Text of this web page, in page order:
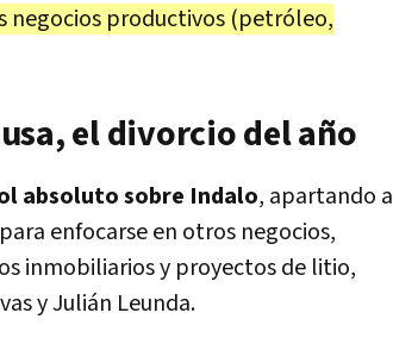
negocios productivos (petróleo,
el divorcio del año
absoluto sobre Indalo, apartando a
enfocarse en otros negocios,
inmobiliarios y proyectos de litio,
y Julián Leunda.